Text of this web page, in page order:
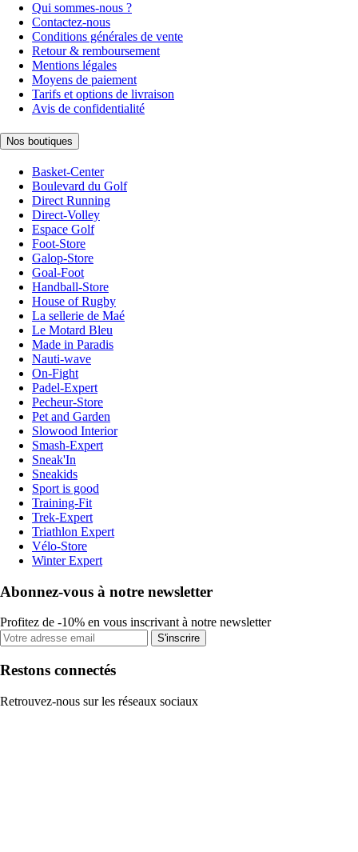
Qui sommes-nous ?
Contactez-nous
Conditions générales de vente
Retour & remboursement
Mentions légales
Moyens de paiement
Tarifs et options de livraison
Avis de confidentialité
Nos boutiques
Basket-Center
Boulevard du Golf
Direct Running
Direct-Volley
Espace Golf
Foot-Store
Galop-Store
Goal-Foot
Handball-Store
House of Rugby
La sellerie de Maé
Le Motard Bleu
Made in Paradis
Nauti-wave
On-Fight
Padel-Expert
Pecheur-Store
Pet and Garden
Slowood Interior
Smash-Expert
Sneak'In
Sneakids
Sport is good
Training-Fit
Trek-Expert
Triathlon Expert
Vélo-Store
Winter Expert
Abonnez-vous à notre newsletter
Profitez de -10% en vous inscrivant à notre newsletter
S'inscrire
Restons connectés
Retrouvez-nous sur les réseaux sociaux